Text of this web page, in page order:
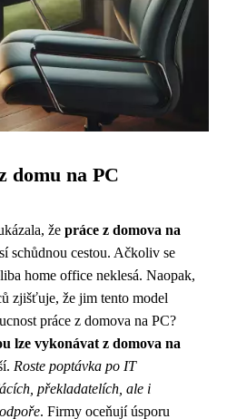
domu na PC
že práce z domova na
schůdnou cestou. Ačkoliv se
home office neklesá. Naopak,
zjišťuje, že jim tento model
práce z domova na PC?
lze vykonávat z domova na
Roste poptávka po IT
překladatelích, ale i
. Firmy oceňují úsporu